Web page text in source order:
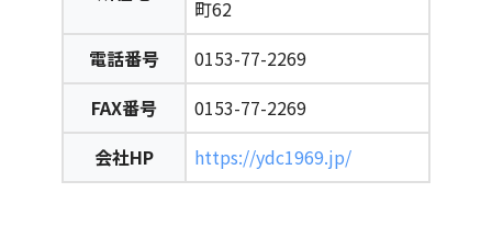
町62
電話番号
0153-77-2269
FAX番号
0153-77-2269
会社HP
https://ydc1969.jp/